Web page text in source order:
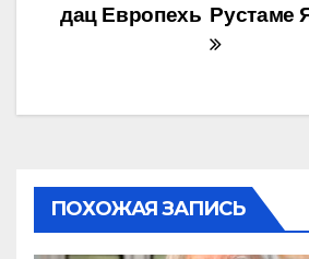
Рустаме
дац Европехь
ПОХОЖАЯ ЗАПИСЬ